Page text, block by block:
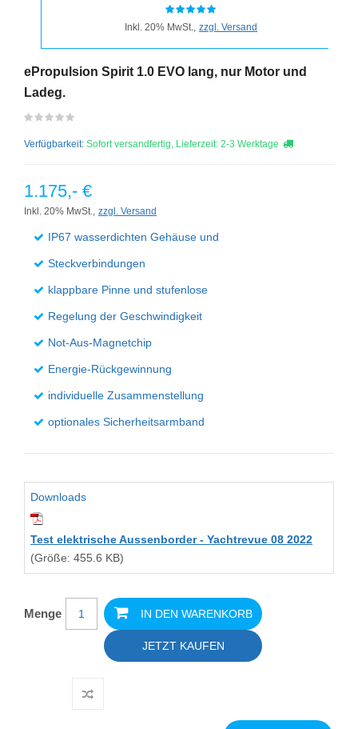
Inkl. 20% MwSt., zzgl. Versand
ePropulsion Spirit 1.0 EVO lang, nur Motor und
Ladeg.
Verfügbarkeit: Sofort versandfertig, Lieferzeit: 2-3 Werktage
1.175,- €
Inkl. 20% MwSt., zzgl. Versand
IP67 wasserdichten Gehäuse und
Steckverbindungen
klappbare Pinne und stufenlose
Regelung der Geschwindigkeit
Not-Aus-Magnetchip
Energie-Rückgewinnung
individuelle Zusammenstellung
optionales Sicherheitsarmband
Downloads
Test elektrische Aussenborder - Yachtrevue 08 2022
(Größe: 455.6 KB)
Menge IN DEN WARENKORB
JETZT KAUFEN